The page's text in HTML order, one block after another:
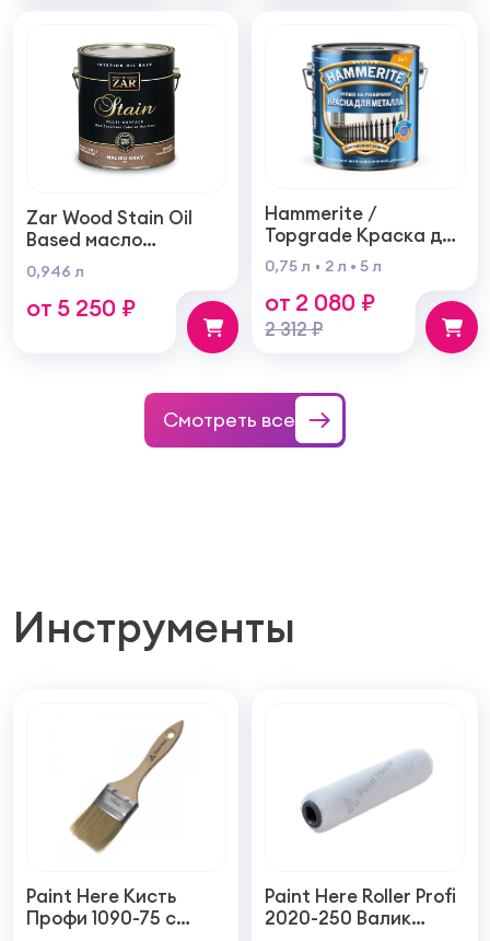
Zar Wood Stain Oil
Based масло
тонирующая по
дереву
0,946 л
от 5 250 ₽
Hammerite /
Topgrade Краска для
металла с
молотковым
эффектом
0,75 л 2 л 5 л
от 2 080 ₽
2 312 ₽
Смотреть все
Инструменты
Paint Here Кисть
Профи 1090-75 с
Paint Here Roller Profi
2020-250 Валик